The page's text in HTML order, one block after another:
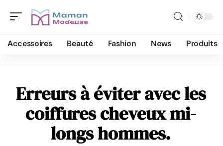
Accessoires Beauté Fashion News Produits
Erreurs à éviter avec les
coiffures cheveux mi-
longs hommes.